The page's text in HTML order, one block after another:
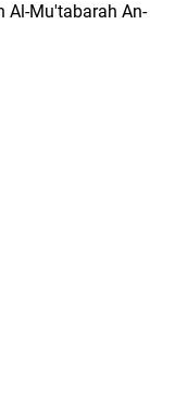
Al-Mu'tabarah An-